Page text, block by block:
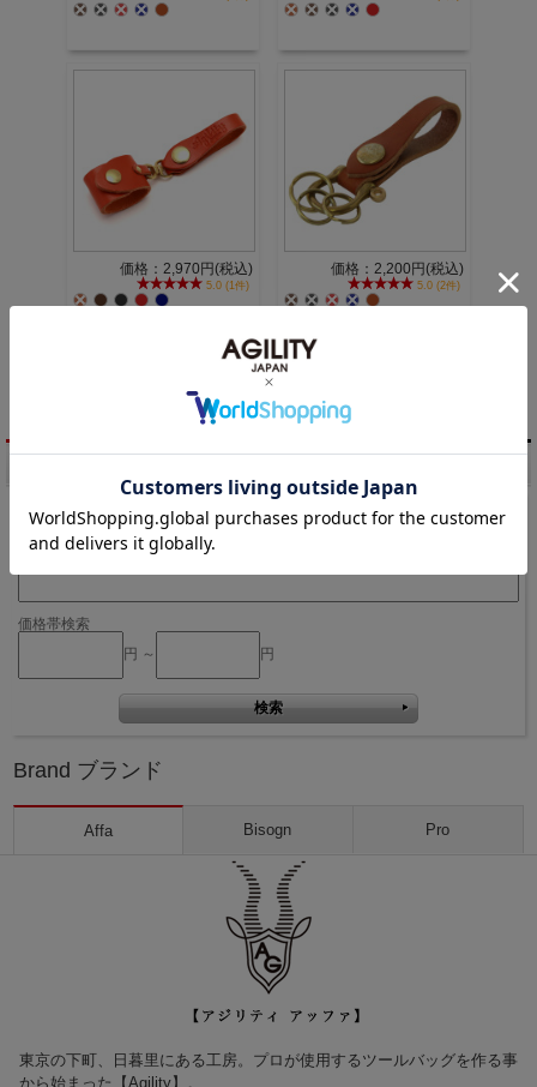
価格：2,970円(税込)
5.0 (1件)
価格：2,200円(税込)
5.0 (2件)
1 / 1ページ（全6件）
キーワード検索
価格帯検索
円 ～
円
Brand ブランド
Affa Bisogn Pro
東京の下町、日暮里にある工房。プロが使用するツールバッグを作る事
から始まった【Agility】。